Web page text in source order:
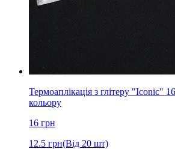
Термоаплікація з глітеру "Iconic"
кольору
16 грн
12.5 грн(Від 20 шт)